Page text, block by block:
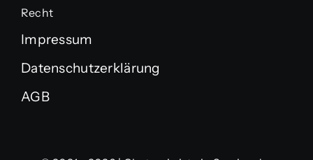
Recht
Impressum
Datenschutzerklärung
AGB